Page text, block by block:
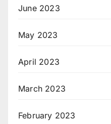
June 2023
May 2023
April 2023
March 2023
February 2023